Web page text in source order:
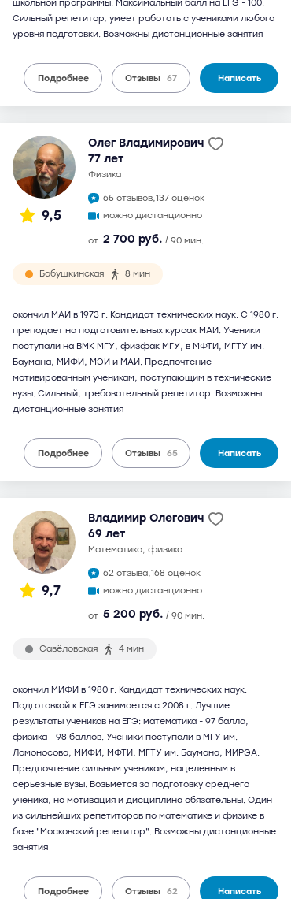
школьной программы. Максимальный балл на ЕГЭ - 100.
Сильный репетитор, умеет работать с учениками любого
уровня подготовки. Возможны дистанционные занятия
Подробнее Отзывы 67 Написать
9,5
Олег Владимирович
77 лет
физика
65 отзывов,137 оценок
можно дистанционно
от 2 700 руб. / 90 мин.
Бабушкинская 8 мин
окончил МАИ в 1973 г. Кандидат технических наук. С 1980 г.
преподает на подготовительных курсах МАИ. Ученики
поступали на ВМК МГУ, физфак МГУ, в МФТИ, МГТУ им.
Баумана, МИФИ, МЭИ и МАИ. Предпочтение
мотивированным ученикам, поступающим в технические
вузы. Сильный, требовательный репетитор. Возможны
дистанционные занятия
Подробнее Отзывы 65 Написать
9,7
Владимир Олегович
69 лет
математика, физика
62 отзыва,168 оценок
можно дистанционно
от 5 200 руб. / 90 мин.
Савёловская 4 мин
окончил МИФИ в 1980 г. Кандидат технических наук.
Подготовкой к ЕГЭ занимается с 2008 г. Лучшие
результаты учеников на ЕГЭ: математика - 97 балла,
физика - 98 баллов. Ученики поступали в МГУ им.
Ломоносова, МИФИ, МФТИ, МГТУ им. Баумана, МИРЭА.
Предпочтение сильным ученикам, нацеленным в
серьезные вузы. Возьмется за подготовку среднего
ученика, но мотивация и дисциплина обязательны. Один
из сильнейших репетиторов по математике и физике в
базе "Московский репетитор". Возможны дистанционные
занятия
Подробнее Отзывы 62 Написать